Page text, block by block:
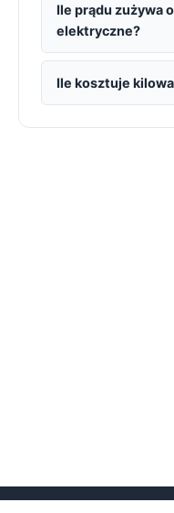
Ile prądu zużywa
elektryczne?
Ile kosztuje